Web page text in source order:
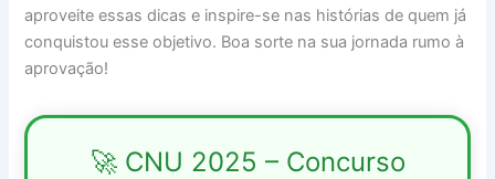
aproveite essas dicas e inspire-se nas histórias de quem já
conquistou esse objetivo. Boa sorte na sua jornada rumo à
aprovação!
🚀 CNU 2025 – Concurso